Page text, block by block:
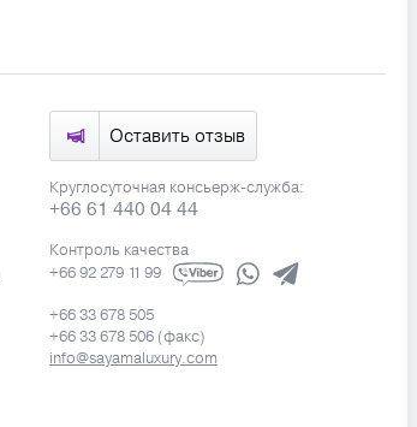
Оставить отзыв
Круглосуточная консьерж-служба:
+66 61 440 04 44
Контроль качества
+66 92 279 11 99
+66 33 678 505
+66 33 678 506 (факс)
info@sayamaluxury.com